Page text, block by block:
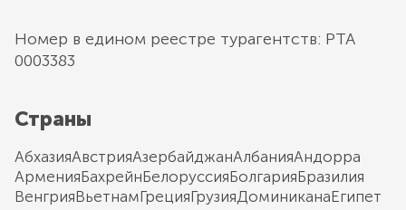
Номер в едином реестре турагентств: РТА
0003383
Страны
АбхазияАвстрияАзербайджанАлбанияАндорра
АрменияБахрейнБелоруссияБолгарияБразилия
ВенгрияВьетнамГрецияГрузияДоминиканаЕгипет